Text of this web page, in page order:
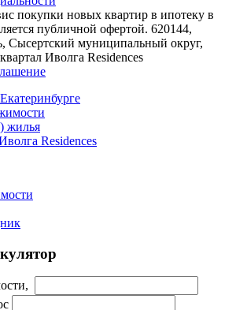
покупки новых квартир в ипотеку в
публичной офертой. 620144,
Сысертский муниципальный округ,
Иволга Residences
жилья
Residences